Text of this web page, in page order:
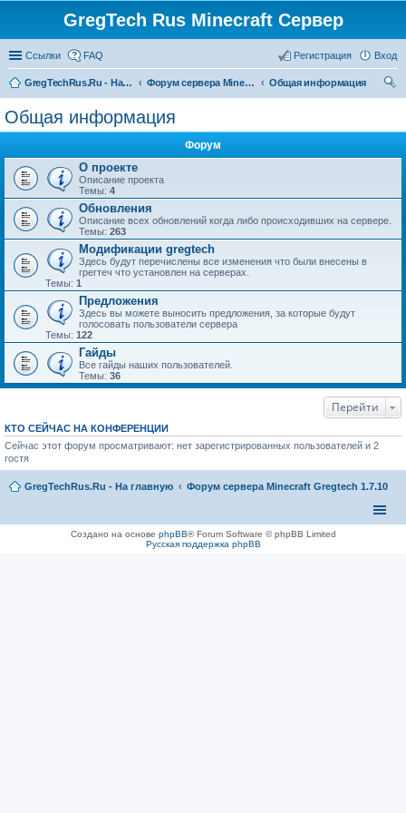
GregTech Rus Minecraft Сервер
Ссылки FAQ Вход
Регистрация
GregTechRus.Ru - На главную Форум сервера Minecraft Gregtech 1.7.10
Общая информация
Общая информация
Форум
О проекте
Описание проекта
Темы: 4
Обновления
Описание всех обновлений когда либо происходивших на сервере.
Темы: 263
Модификации gregtech
Здесь будут перечислены все изменения что были внесены в
грегтеч что установлен на серверах.
Темы: 1
Предложения
Здесь вы можете выносить предложения, за которые будут
голосовать пользователи сервера
Темы: 122
Гайды
Все гайды наших пользователей.
Темы: 36
Перейти
КТО СЕЙЧАС НА КОНФЕРЕНЦИИ
Сейчас этот форум просматривают: нет зарегистрированных пользователей и 2
гостя
GregTechRus.Ru - На главную Форум сервера Minecraft Gregtech 1.7.10
Создано на основе phpBB® Forum Software © phpBB Limited
Русская поддержка phpBB